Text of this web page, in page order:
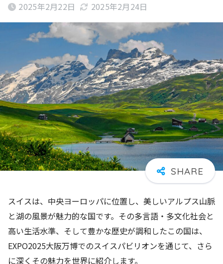
2025年2月22日 2025年2月24日
スイスは、中央ヨーロッパに位置し、美しいアルプス山脈
と湖の風景が魅力的な国です。その多言語・多文化社会と
高い生活水準、そして豊かな歴史が調和したこの国は、
EXPO2025大阪万博でのスイスパビリオンを通じて、さら
に深くその魅力を世界に紹介します。